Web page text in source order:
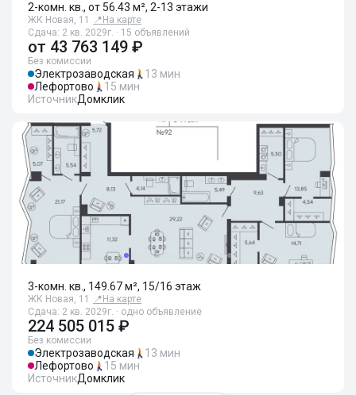
2-комн. кв., от 56.43 м², 2-13 этажи
ЖК Новая, 11 📍 На карте
Сдача: 2 кв. 2029г. · 15 объявлений
от 43 763 149 ₽
Без комиссии
Электрозаводская
13 мин
Лефортово
15 мин
ИсточникДомклик
3-комн. кв., 149.67 м², 15/16 этаж
ЖК Новая, 11 📍 На карте
Сдача: 2 кв. 2029г. · одно объявление
224 505 015 ₽
Без комиссии
Электрозаводская
13 мин
Лефортово
15 мин
ИсточникДомклик